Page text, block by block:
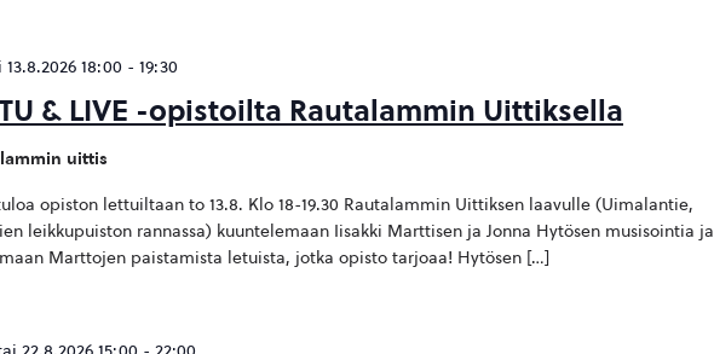
& LIVE -opistoilta Rautalammin Uittiksella
18:00- 19:30
uittis
opiston lettuiltaan to 13.8. Klo 18-19.30 Rautalammin Uittiksen laavulle (Uimalantie,
leikkupuiston rannassa) kuuntelemaan Iisakki Marttisen ja Jonna Hytösen musisointia ja
Marttojen paistamista letuista, jotka opisto tarjoaa! Hytösen […]